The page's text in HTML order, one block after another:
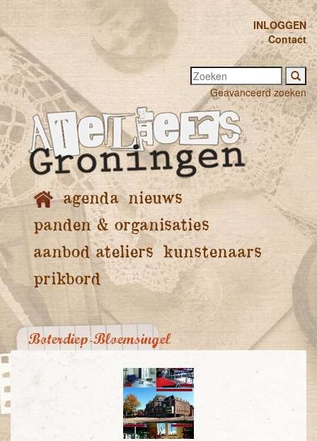
INLOGGEN
Contact
Geavanceerd zoeken
agenda
nieuws
panden & organisaties
aanbod ateliers
kunstenaars
prikbord
Boterdiep-Bloemsingel